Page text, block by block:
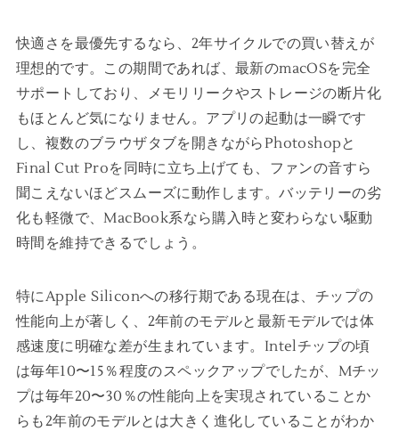
快適さを最優先するなら、2年サイクルでの買い替えが
理想的です。この期間であれば、最新のmacOSを完全
サポートしており、メモリリークやストレージの断片化
もほとんど気になりません。アプリの起動は一瞬です
し、複数のブラウザタブを開きながらPhotoshopと
Final Cut Proを同時に立ち上げても、ファンの音すら
聞こえないほどスムーズに動作します。バッテリーの劣
化も軽微で、MacBook系なら購入時と変わらない駆動
時間を維持できるでしょう。
特にApple Siliconへの移行期である現在は、チップの
性能向上が著しく、2年前のモデルと最新モデルでは体
感速度に明確な差が生まれています。Intelチップの頃
は毎年10〜15％程度のスペックアップでしたが、Mチッ
プは毎年20〜30％の性能向上を実現されていることか
らも2年前のモデルとは大きく進化していることがわか